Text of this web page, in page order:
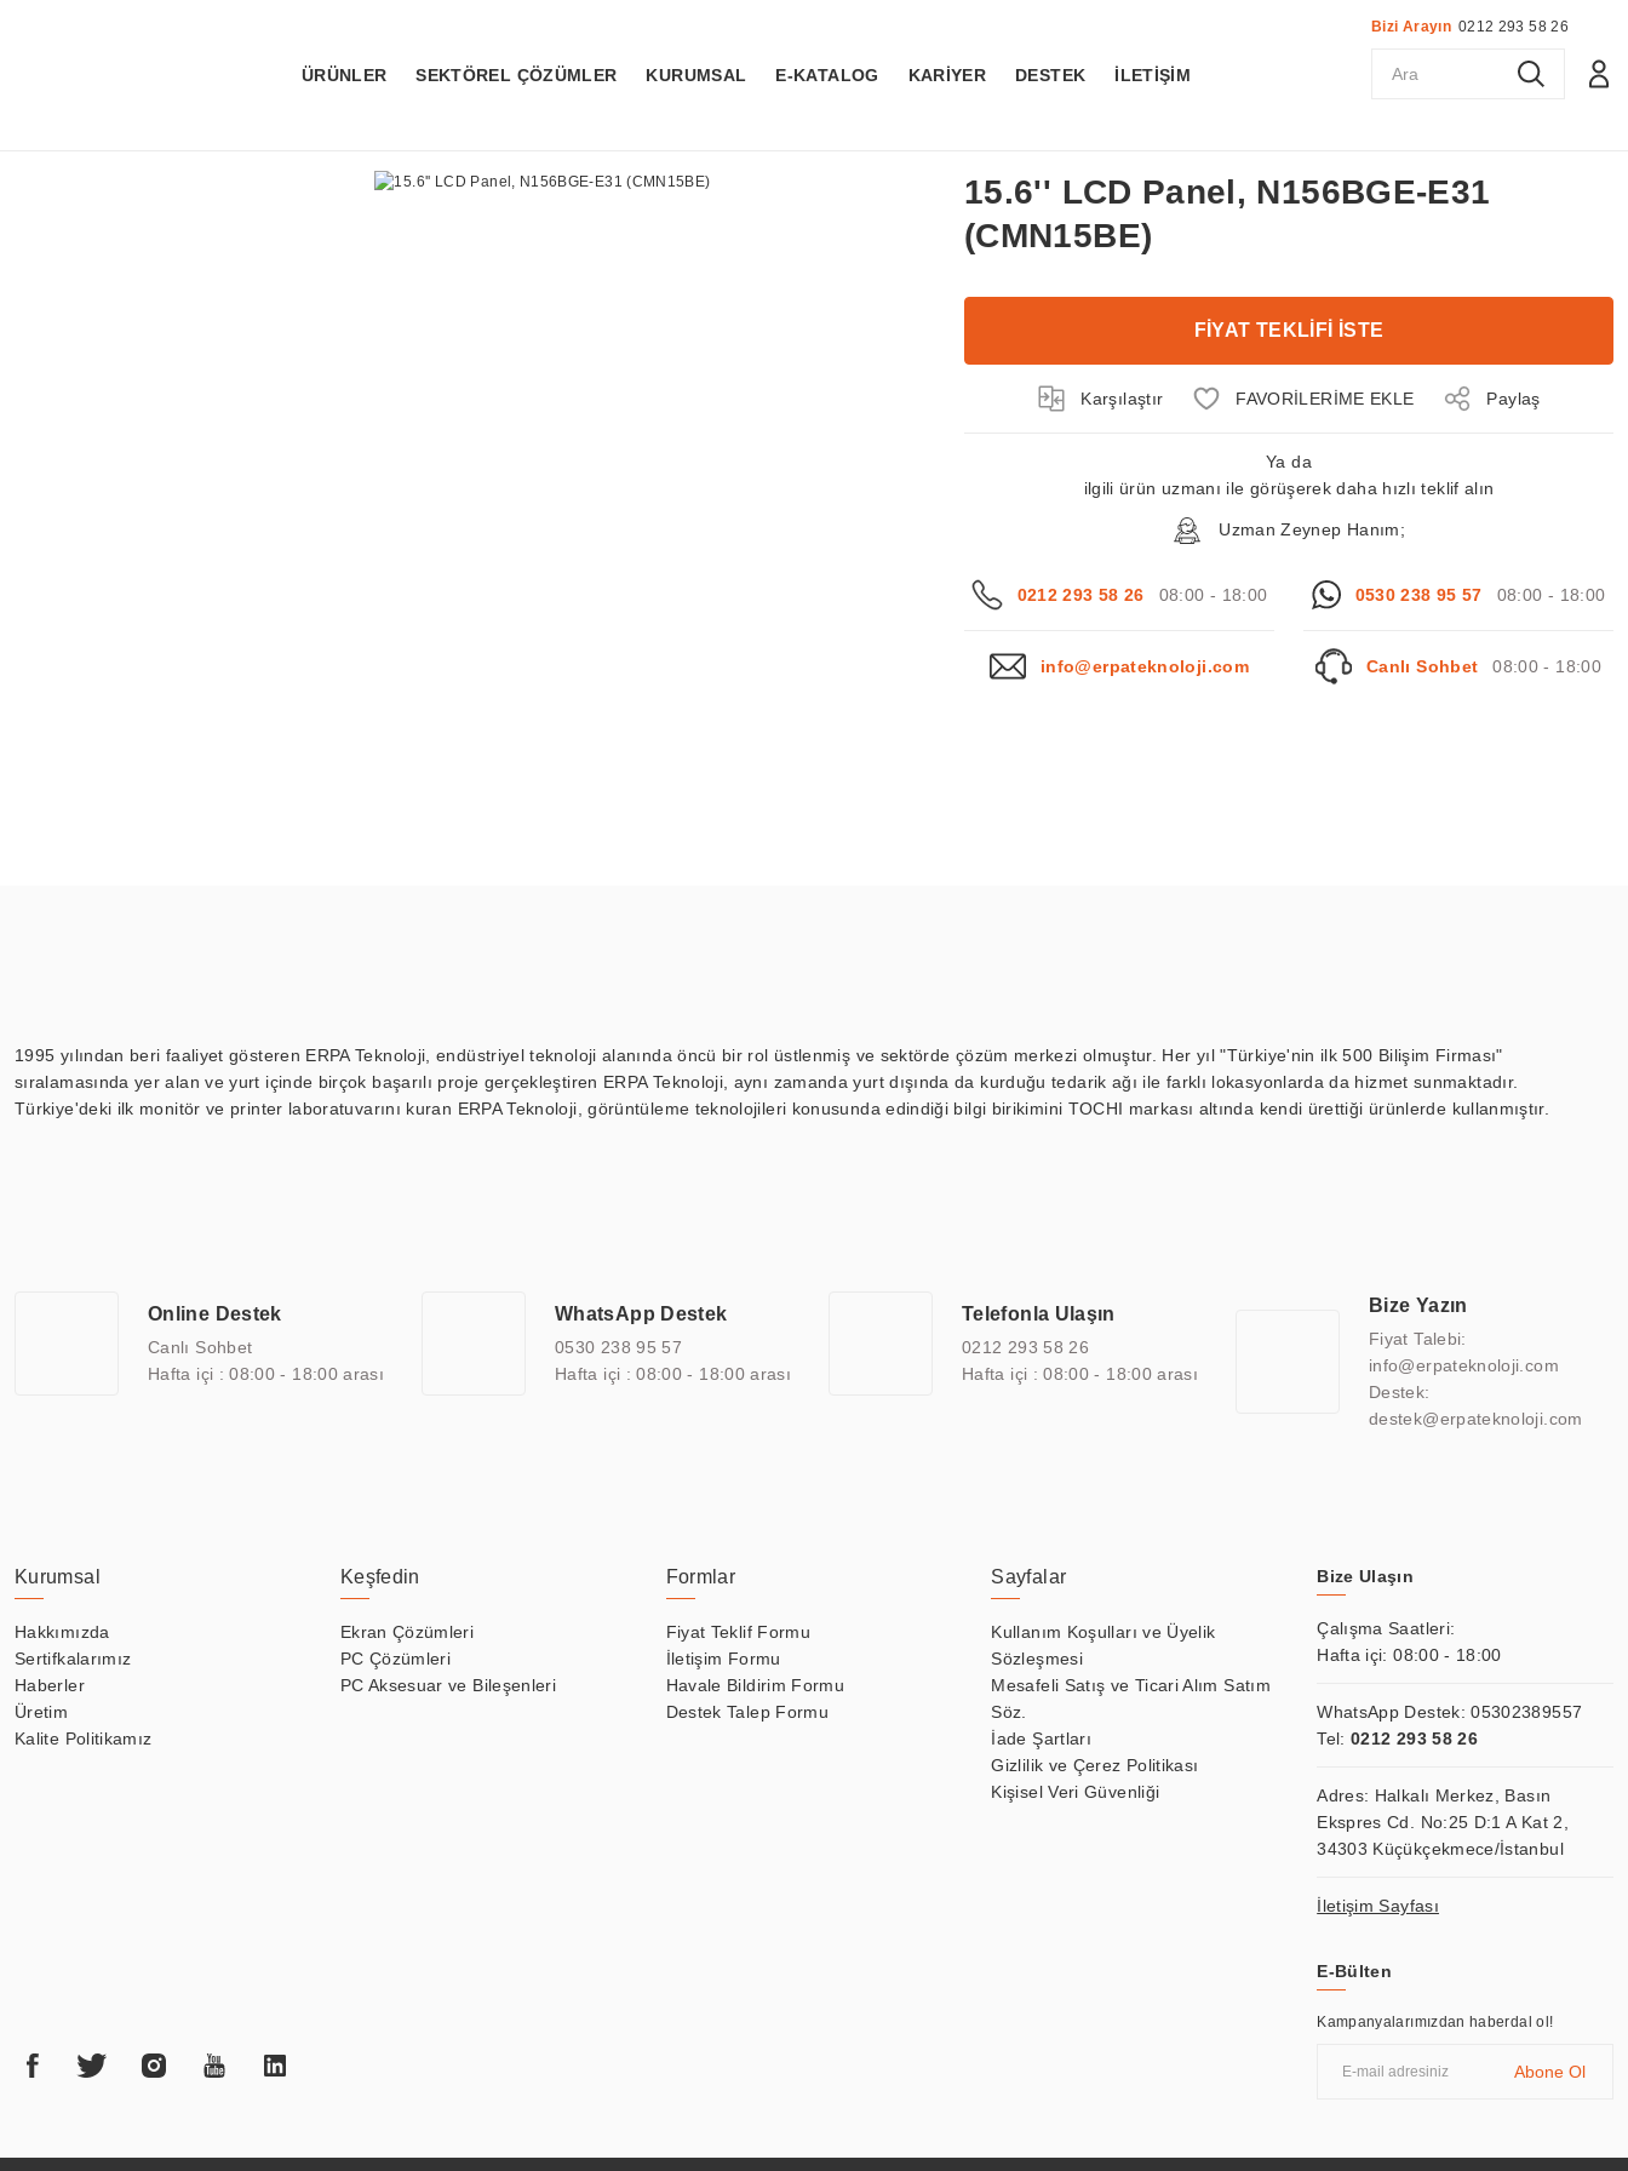
ÜRÜNLER SEKTÖREL ÇÖZÜMLER KURUMSAL E-KATALOG KARİYER DESTEK İLETİŞİM
Bizi Arayın 0212 293 58 26
15.6'' LCD Panel, N156BGE-E31
(CMN15BE)
FİYAT TEKLİFİ İSTE
Karşılaştır Paylaş
Ya da
ilgili ürün uzmanı ile görüşerek daha hızlı teklif alın
Uzman Zeynep Hanım;
0212 293 58 26 08:00 - 18:00 0530 238 95 57 08:00 - 18:00
info@erpateknoloji.com Canlı Sohbet 08:00 - 18:00
1995 yılından beri faaliyet gösteren ERPA Teknoloji, endüstriyel teknoloji alanında öncü bir rol üstlenmiş ve sektörde çözüm merkezi olmuştur. Her yıl "Türkiye'nin ilk 500 Bilişim Firması"
sıralamasında yer alan ve yurt içinde birçok başarılı proje gerçekleştiren ERPA Teknoloji, aynı zamanda yurt dışında da kurduğu tedarik ağı ile farklı lokasyonlarda da hizmet sunmaktadır.
Türkiye'deki ilk monitör ve printer laboratuvarını kuran ERPA Teknoloji, görüntüleme teknolojileri konusunda edindiği bilgi birikimini TOCHI markası altında kendi ürettiği ürünlerde kullanmıştır.
arasında yer almaktadır. ERPA Teknoloji, uluslararası standartlarda kalite belgelerine ve sertifikalara sahip olup, etik değerlere bağlı bir şekilde hareket etmektedir. Kaliteli ekipmanı, uzman kadroları,
yılların getirdiği bilgi ve tecrübe ile birleştiren ERPA Teknoloji, özel çözümleri ile iş ortaklarının öne çıkmasına ve sürekli gelişimine katkı sağlamaktadır.
Online Destek
Canlı Sohbet
Hafta içi : 08:00 - 18:00 arası
WhatsApp Destek
0530 238 95 57
Hafta içi : 08:00 - 18:00 arası
Telefonla Ulaşın
0212 293 58 26
Hafta içi : 08:00 - 18:00 arası
Bize Yazın
Fiyat Talebi:
info@erpateknoloji.com
Destek:
destek@erpateknoloji.com
Kurumsal
Hakkımızda
Sertifkalarımız
Haberler
Üretim
Kalite Politikamız
Keşfedin
Ekran Çözümleri
PC Çözümleri
PC Aksesuar ve Bileşenleri
Formlar
Fiyat Teklif Formu
İletişim Formu
Havale Bildirim Formu
Destek Talep Formu
Sayfalar
Kullanım Koşulları ve Üyelik
Sözleşmesi
Mesafeli Satış ve Ticari Alım Satım
Söz.
İade Şartları
Gizlilik ve Çerez Politikası
Kişisel Veri Güvenliği
Bize Ulaşın
Çalışma Saatleri:
Hafta içi: 08:00 - 18:00
WhatsApp Destek:05302389557
Tel: 0212 293 58 26
Adres: Halkalı Merkez, Basın
Ekspres Cd. No:25 D:1 A Kat 2,
34303 Küçükçekmece/İstanbul
İletişim Sayfası
E-Bülten
Kampanyalarımızdan haberdal ol!
Abone Ol